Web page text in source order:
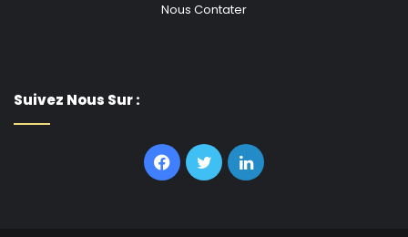
Nous Contater
Suivez Nous Sur :
Facebook
TwitterLinkedin